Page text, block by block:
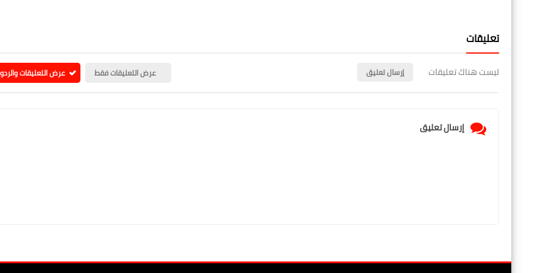
تعليقات
ليست هناك تعليقات إرسال تعليق عرض التعليقات فقط عرض التعليقات
إرسال تعليق